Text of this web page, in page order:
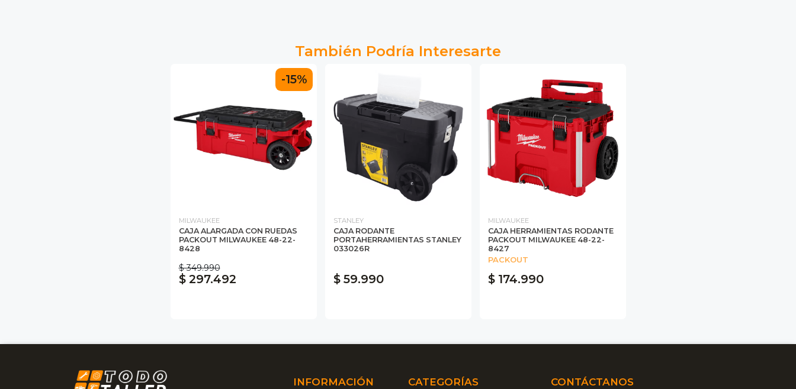
También Podría Interesarte
-15%
MILWAUKEE
CAJA ALARGADA CON RUEDAS
PACKOUT MILWAUKEE 48-22-
8428
$ 349.990
$ 297.492
STANLEY
CAJA RODANTE
PORTAHERRAMIENTAS STANLEY
033026R
$ 59.990
MILWAUKEE
CAJA HERRAMIENTAS RODANTE
PACKOUT MILWAUKEE 48-22-
8427
PACKOUT
$ 174.990
INFORMACIÓN CATEGORÍAS CONTÁCTANOS